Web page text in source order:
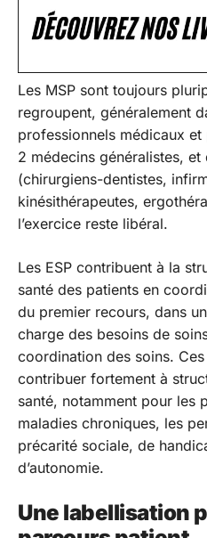
Les MSP sont toujours
regroupent, généralement
professionnels médicaux
2 médecins généralistes, et
(chirurgiens-dentistes,
kinésithérapeutes,
l’exercice reste libéral.
Les ESP contribuent à la
santé des patients en
du premier recours, dans
charge des besoins de
coordination des soins.
contribuer fortement à
santé, notamment pour les
maladies chroniques, les
précarité sociale, de
d’autonomie.
Une labellisation